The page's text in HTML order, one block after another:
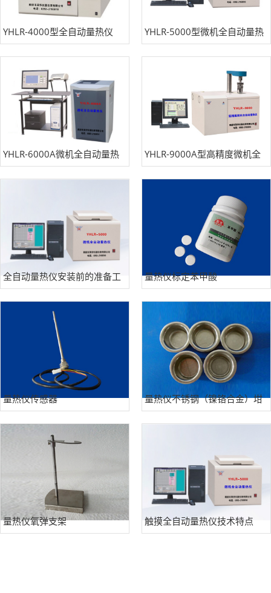
YHLR-4000型全自动量热仪
YHLR-5000型微机全自动量热
仪
YHLR-6000A微机全自动量热
仪
YHLR-9000A型高精度微机全
自动量热仪
全自动量热仪安装前的准备工
作
量热仪标定苯甲酸
量热仪传感器
量热仪不锈钢（镍铬合金）坩
埚
量热仪氧弹支架 触摸全自动量热仪技术特点